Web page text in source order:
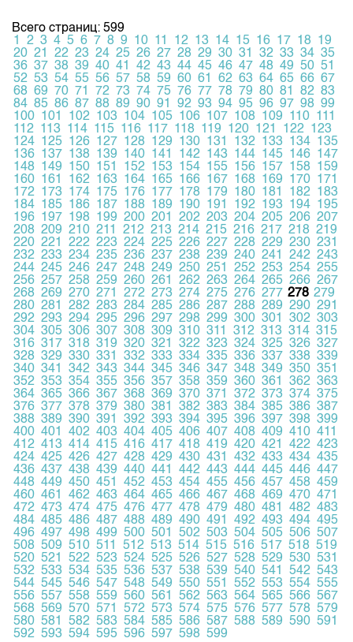
Всего страниц: 599
1
2 3 4 5 6 7 8 9 10 11 12 13 14 15 16 17 18 19
20 21 22 23 24 25 26 27 28 29 30 31 32 33 34 35
36 37 38 39 40 41 42 43 44 45 46 47 48 49 50 51
52 53 54 55 56 57 58 59 60 61 62 63 64 65 66 67
68 69 70 71 72 73 74 75 76 77 78 79 80 81 82 83
84 85 86 87 88 89 90 91 92 93 94 95 96 97 98 99
100 101 102 103 104 105 106 107 108 109 110 111
112 113 114 115 116 117 118 119 120 121 122 123
124 125 126 127 128 129 130 131 132 133 134 135
136 137 138 139 140 141 142 143 144 145 146 147
148 149 150 151 152 153 154 155 156 157 158 159
160 161 162 163 164 165 166 167 168 169 170 171
172 173 174 175 176 177 178 179 180 181 182 183
184 185 186 187 188 189 190 191 192 193 194 195
196 197 198 199 200 201 202 203 204 205 206 207
208 209 210 211 212 213 214 215 216 217 218 219
220 221 222 223 224 225 226 227 228 229 230 231
232 233 234 235 236 237 238 239 240 241 242 243
244 245 246 247 248 249 250 251 252 253 254 255
256 257 258 259 260 261 262 263 264 265 266 267
268 269 270 271 272 273 274 275 276 277 278 279
280 281 282 283 284 285 286 287 288 289 290 291
292 293 294 295 296 297 298 299 300 301 302 303
304 305 306 307 308 309 310 311 312 313 314 315
316 317 318 319 320 321 322 323 324 325 326 327
328 329 330 331 332 333 334 335 336 337 338 339
340 341 342 343 344 345 346 347 348 349 350 351
352 353 354 355 356 357 358 359 360 361 362 363
364 365 366 367 368 369 370 371 372 373 374 375
376 377 378 379 380 381 382 383 384 385 386 387
388 389 390 391 392 393 394 395 396 397 398 399
400 401 402 403 404 405 406 407 408 409 410 411
412 413 414 415 416 417 418 419 420 421 422 423
424 425 426 427 428 429 430 431 432 433 434 435
436 437 438 439 440 441 442 443 444 445 446 447
448 449 450 451 452 453 454 455 456 457 458 459
460 461 462 463 464 465 466 467 468 469 470 471
472 473 474 475 476 477 478 479 480 481 482 483
484 485 486 487 488 489 490 491 492 493 494 495
496 497 498 499 500 501 502 503 504 505 506 507
508 509 510 511 512 513 514 515 516 517 518 519
520 521 522 523 524 525 526 527 528 529 530 531
532 533 534 535 536 537 538 539 540 541 542 543
544 545 546 547 548 549 550 551 552 553 554 555
556 557 558 559 560 561 562 563 564 565 566 567
568 569 570 571 572 573 574 575 576 577 578 579
580 581 582 583 584 585 586 587 588 589 590 591
592 593 594 595 596 597 598 599